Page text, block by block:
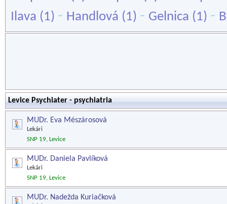
Ilava (1) - Handlová (1) - Gelnica (1) -
Levice Psychiater - psychiatria
MUDr. Eva Mészárosová
Lekári
SNP 19, Levice
MUDr. Daniela Pavlíková
Lekári
SNP 19, Levice
MUDr. Nadežda Kuriačková